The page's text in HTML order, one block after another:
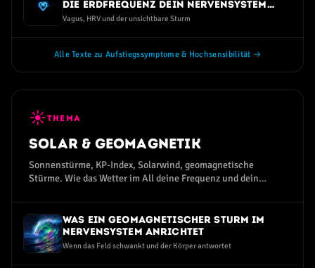
die Erdfrequenz dein Nervensystem
trifft
Vagus, HRV und der unsichtbare Sturm
Alle Texte zu Aufstiegssymptome & Hochsensibilität →
☀THEMA
Solar & Geomagnetik
Sonnenstürme, KP-Index, Solarwind, geomagnetische
Stürme. Wie das Wetter im All deine Frequenz und dein
Was ein geomagnetischer Sturm im
Nervensystem anrichtet
Wenn das Feld schwankt und der Körper antwortet